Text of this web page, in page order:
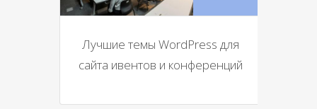
Лучшие темы WordPress для
сайта ивентов и конференций